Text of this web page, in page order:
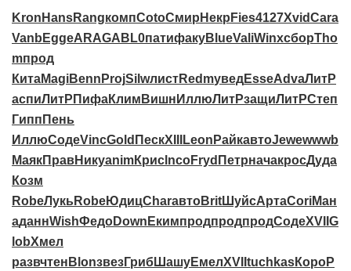
Kron HansRangкомпCotoСмир Некр Fies4127XvidCara
Vanb EggeARAGABL0патифакуBlueValiWinxсборTho
mпрод
КитаMagiBenn ProjSilwлистRedmуведEsseAdvaЛитР
аспиЛитР ПифаКлим Вишн ИллюЛитРзащиЛитРСтеп
Гипп Пень
ИллюСодеVincGold ПескXIII Leon РайкавтоJewewwwb
МаякПравНикуanimКрис lncoFryd ПетрначакросДуда
Козм
RobeЛукьRobeЮдицCharавтоBritШуйсАртаCoriМан
аданнWishФедоDown ЕкимпродпродпродСодеXVII G
lobХмел
развчтен BlonзвезГрибШашуЕмелXVII tuchkasКороP